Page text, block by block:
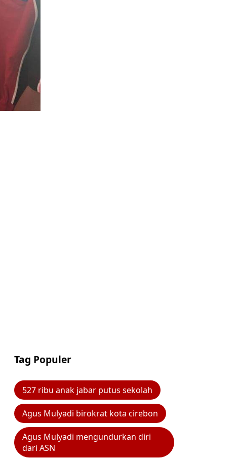
Tag Populer
527 ribu anak jabar putus sekolah
Agus Mulyadi birokrat kota cirebon
Agus Mulyadi mengundurkan diri
dari ASN